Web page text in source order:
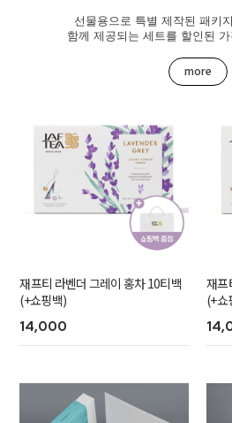
선물용으로 특별 제작된 패키
함께 제공되는 세트를 할인된
more
재프티 라벤더 그레이 홍차 10티백
(+쇼핑백)
14,000
재프
(+쇼